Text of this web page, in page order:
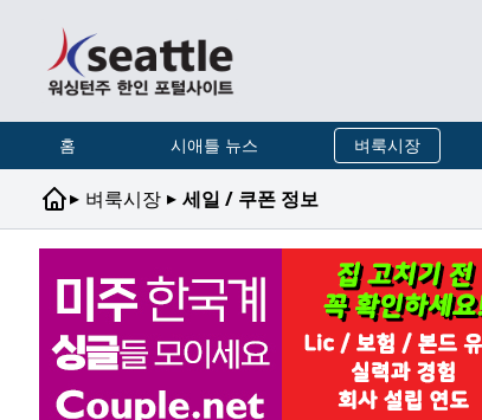
홈 시애틀 뉴스 벼룩시장
▸ 벼룩시장 ▸ 세일 / 쿠폰 정보